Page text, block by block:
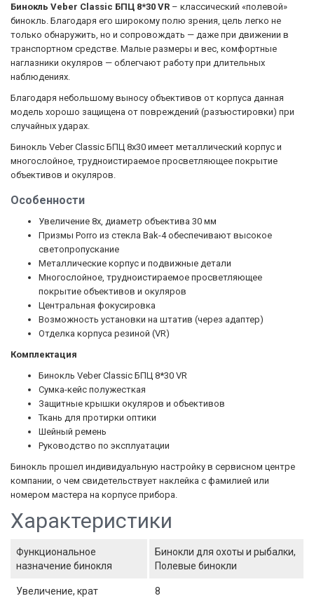
Бинокль Veber Classic БПЦ 8*30 VR – классический «полевой»
бинокль. Благодаря его широкому полю зрения, цель легко не
только обнаружить, но и сопровождать — даже при движении в
транспортном средстве. Малые размеры и вес, комфортные
наглазники окуляров — облегчают работу при длительных
наблюдениях.
Благодаря небольшому выносу объективов от корпуса данная
модель хорошо защищена от повреждений (разъюстировки) при
случайных ударах.
Бинокль Veber Classic БПЦ 8x30 имеет металлический корпус и
многослойное, трудноистираемое просветляющее покрытие
объективов и окуляров.
Особенности
Увеличение 8х, диаметр объектива 30 мм
Призмы Porro из стекла Bak-4 обеспечивают высокое
светопропускание
Металлические корпус и подвижные детали
Многослойное, трудноистираемое просветляющее
покрытие объективов и окуляров
Центральная фокусировка
Возможность установки на штатив (через адаптер)
Отделка корпуса резиной (VR)
Комплектация
Бинокль Veber Classic БПЦ 8*30 VR
Сумка-кейс полужесткая
Защитные крышки окуляров и объективов
Ткань для протирки оптики
Шейный ремень
Руководство по эксплуатации
Бинокль прошел индивидуальную настройку в сервисном центре
компании, о чем свидетельствует наклейка с фамилией или
номером мастера на корпусе прибора.
Характеристики
Функциональное
назначение бинокля
Бинокли для охоты и рыбалки,
Полевые бинокли
Увеличение, крат 8